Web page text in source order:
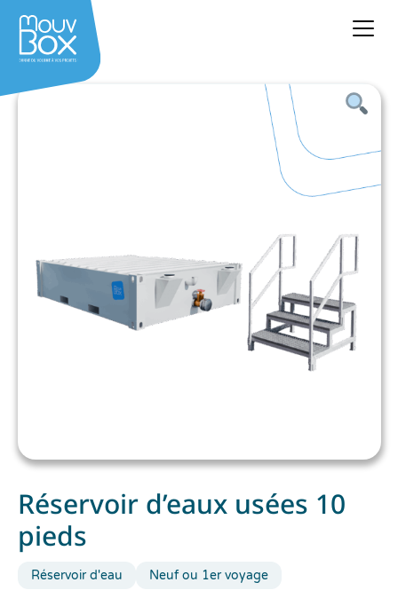
Réservoir d’eaux usées 10
pieds
Réservoir d'eau Neuf ou 1er voyage